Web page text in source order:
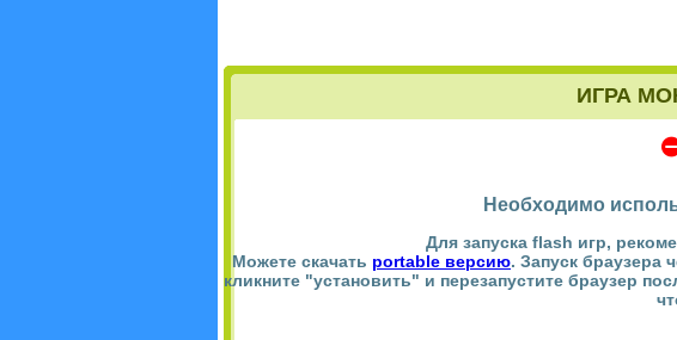
ИГРА
Необходимо
Для запуска flash игр,
Можете скачать portable версию. Запуск браузера
кликните "установить" и перезапустите браузер